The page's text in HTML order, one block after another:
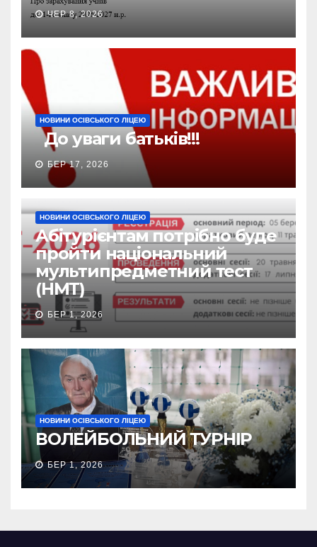
ЧЕР 8, 2026
НОВИНИ ОСІВСЬКОГО ЛІЦЕЮ
До уваги батьків!!!
БЕР 17, 2026
НОВИНИ ОСІВСЬКОГО ЛІЦЕЮ
Абітурієнтам потрібно буде
пройти національний
мультипредметний тест
(НМТ)
БЕР 1, 2026
НОВИНИ ОСІВСЬКОГО ЛІЦЕЮ
ВОЛЕЙБОЛЬНИЙ ТУРНІР
БЕР 1, 2026